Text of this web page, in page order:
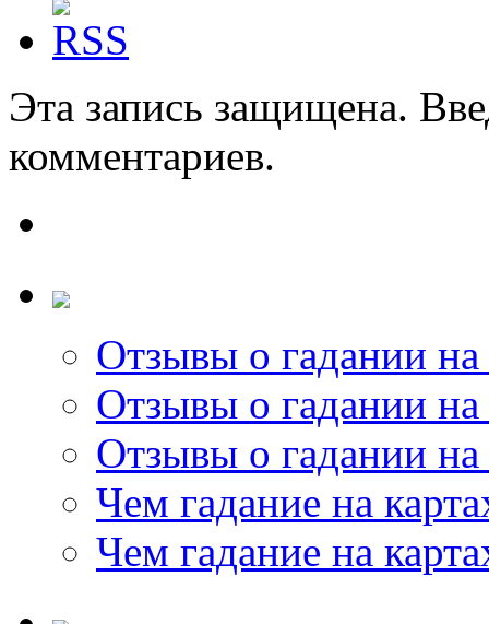
Эта запись защищена.
комментариев.
Отзывы о гадании на
Отзывы о гадании на
Отзывы о гадании на
Чем гадание на
Чем гадание на